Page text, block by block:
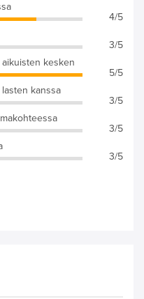
4/5
3/5
kesken
5/5
kanssa
3/5
3/5
3/5